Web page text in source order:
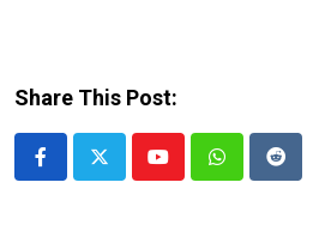
Share This Post:
YoutubeWhatsappReddit